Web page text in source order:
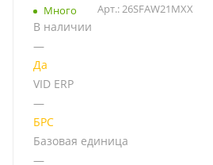
Много Арт.: 26SFAW21MXX
В наличии
—
Да
VID ERP
—
БРС
Базовая единица
—